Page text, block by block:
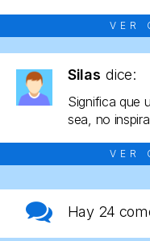
VER
Silas dice:
Significa que
sea, no
VER
Hay 24